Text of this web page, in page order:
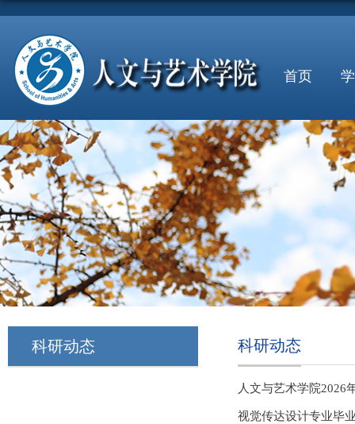
首页
科研动态 科研动态
人文与艺术学院2026
视觉传达设计专业毕